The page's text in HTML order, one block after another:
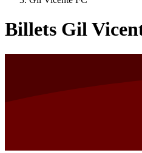
Billets Gil